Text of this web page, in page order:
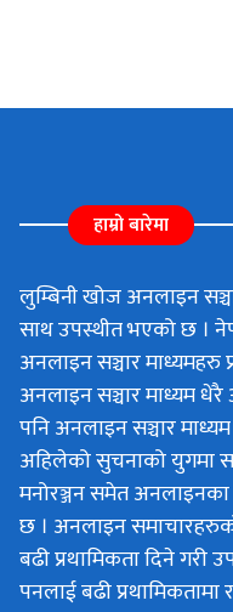
हाम्रो बारेमा
लुम्बिनी खोज अनलाइन
साथ उपस्थीत भएको छ ।
अनलाइन सञ्चार
अनलाइन सञ्चार माध्यम
पनि अनलाइन सञ्चार
अहिलेको सुचनाको युगमा
मनोरञ्जन समेत अनलाइनका
छ । अनलाइन
बढी प्रथामिकता दिने गरी
पनलाई बढी प्रथामिकतामा